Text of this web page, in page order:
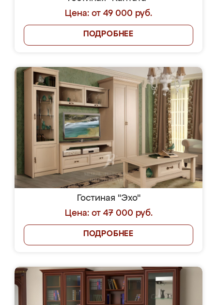
Цена: от 49 000 руб.
ПОДРОБНЕЕ
Гостиная "Эхо"
Цена: от 47 000 руб.
ПОДРОБНЕЕ